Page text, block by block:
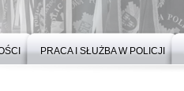
PRACA I SŁUŻBA W POLICJI